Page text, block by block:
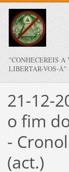
"CONHECEREIS A
LIBERTAR-VOS-Á"
21-12-
o fim
-
(act.)